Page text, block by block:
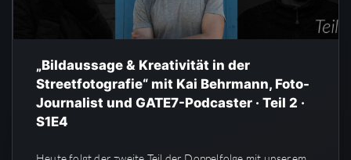
„Bildaussage & Kreativität in der
Streetfotografie“ mit Kai Behrmann, Foto-
Journalist und GATE7-Podcaster · Teil 2 ·
S1E4